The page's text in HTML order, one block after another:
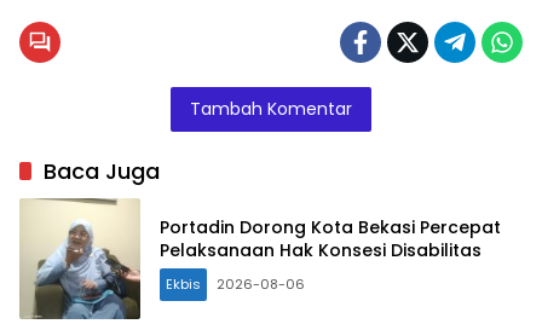
di Farmer
John
Tambah Komentar
Baca Juga
Portadin Dorong Kota Bekasi Percepat
Pelaksanaan Hak Konsesi Disabilitas
Ekbis 2026-08-06